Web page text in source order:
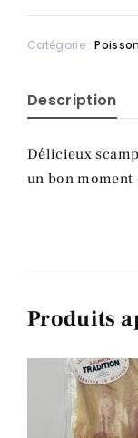
Catégorie :Poisson
Description
Délicieux
un bon
Produits